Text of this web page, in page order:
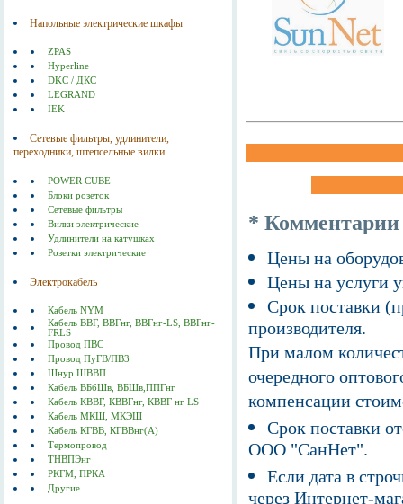
Напольные электрические шкафы
ZPAS
Hyperline
DKC / ДКС
LEGRAND
IEK
Сетевые фильтры, удлинители,
переходники, штепсельные вилки
POWER CUBE
Блоки розеток
Сетевые фильтры
Вилки электрические
Удлинители на катушках
Розетки электрические
Электрокабель
Кабель NYM
Кабель ВВГ, ВВГнг, ВВГнг-LS, ВВГнг-
FRLS
Провод ПВС
Провод ПуГВ/ПВ3
Шнур ШВВП
Кабель ВБбШв, ВБШв,ППГнг
Кабель КВВГ, КВВГнг, КВВГ нг LS
Кабель МКШ, МКЭШ
Кабель КГВВ, КГВВнг(А)
Термопровод
ТНВПЭнг
РКГМ, ПРКА
Другие
* Комментарии
Цены на
Цены на услуги
Срок поставки
производителя.
При малом
очередного
компенсации
Срок поставки
ООО "СанНет".
Если дата в